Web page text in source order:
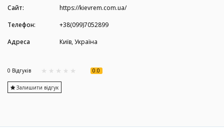
Сайт:
https://kievrem.com.ua/
Телефон:
+38(099)7052899
Адреса
Київ, Україна
0 Вiдгукiв 0.0
Залишити відгук